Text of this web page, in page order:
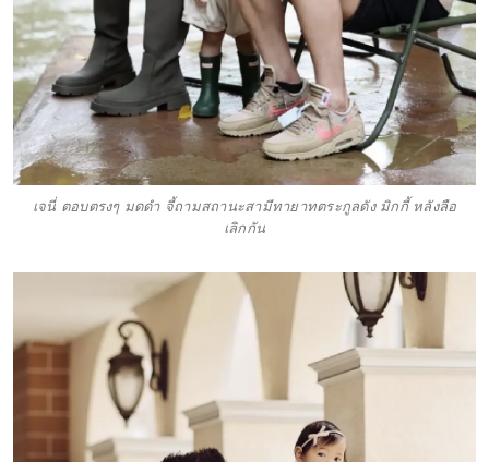
เจนี่ ตอบตรงๆ มดดำ จี้ถามสถานะสามีทายาทตระกูลดัง มิกกี้ หลังลือ
เลิกกัน